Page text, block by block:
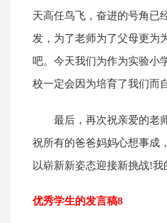
天高任鸟飞，奋进的号角已
发，为了老师为了父母更为
吧。今天我们为作为实验小
校一定会因为培育了我们而
最后，再次祝亲爱的老
祝所有的爸爸妈妈心想事成
以崭新新姿态迎接新挑战!
优秀学生的发言稿8